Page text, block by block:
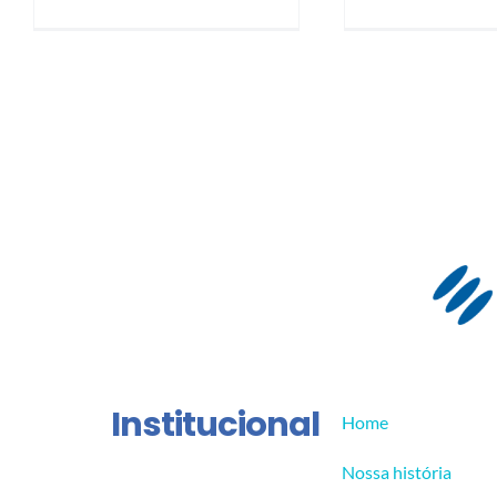
Institucional Home
Nossa história